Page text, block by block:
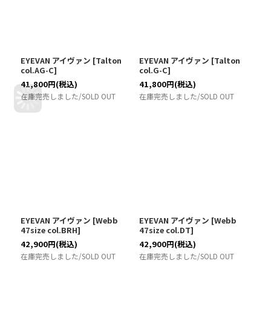
EYEVAN アイヴァン [Talton
col.AG-C]
41,800円(税込)
在庫完売しました/SOLD OUT
EYEVAN アイヴァン [Talton
col.G-C]
41,800円(税込)
在庫完売しました/SOLD OUT
EYEVAN アイヴァン [Webb
47size col.BRH]
42,900円(税込)
在庫完売しました/SOLD OUT
EYEVAN アイヴァン [Webb
47size col.DT]
42,900円(税込)
在庫完売しました/SOLD OUT